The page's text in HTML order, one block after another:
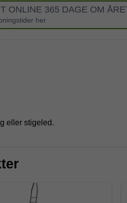
ONLINE 365 DAGE OM
her
eller stigeled.